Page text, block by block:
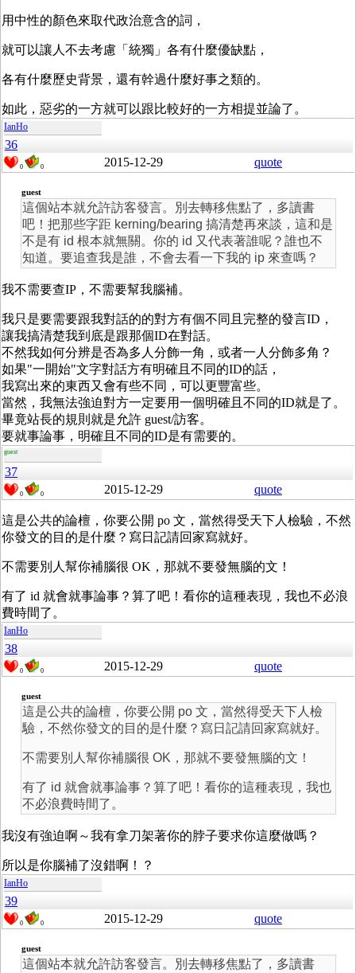
用中性的顏色來取代政治意含的詞，
就可以讓人不去考慮「統獨」各有什麼優缺點，
各有什麼歷史背景，還有幹過什麼好事之類的。
如此，惡劣的一方就可以跟比較好的一方相提並論了。
IanHo
36
0 0 2015-12-29 quote
guest
這個站本就允許訪客發言。別去轉移焦點了，多讀書
吧！把那些字距 kerning/bearing 搞清楚再來談，這和是
不是有 id 根本就無關。你的 id 又代表著誰呢？誰也不
知道。要追查我是誰，不會去看一下我的 ip 來查嗎？
我不需要查IP，不需要幫我腦補。
我只是要需要跟我對話的的對方有個不同且完整的發言ID，
讓我搞清楚我到底是跟那個ID在對話。
不然我如何分辨是否為多人分飾一角，或者一人分飾多角？
如果"一開始"文字對話方有明確且不同的ID的話，
我寫出來的東西又會有些不同，可以更豐富些。
當然，我無法強迫對方一定要用一個明確且不同的ID就是了。
畢竟站長的規則就是允許 guest/訪客。
要就事論事，明確且不同的ID是有需要的。
guest
37
0 0 2015-12-29 quote
這是公共的論檀，你要公開 po 文，當然得受天下人檢驗，不然
你發文的目的是什麼？寫日記請回家寫就好。
不需要別人幫你補腦很 OK，那就不要發無腦的文！
有了 id 就會就事論事？算了吧！看你的這種表現，我也不必浪
費時間了。
IanHo
38
0 0 2015-12-29 quote
guest
這是公共的論檀，你要公開 po 文，當然得受天下人檢
驗，不然你發文的目的是什麼？寫日記請回家寫就好。
不需要別人幫你補腦很 OK，那就不要發無腦的文！
有了 id 就會就事論事？算了吧！看你的這種表現，我也
不必浪費時間了。
我沒有強迫啊～我有拿刀架著你的脖子要求你這麼做嗎？
所以是你腦補了沒錯啊！？
IanHo
39
0 0 2015-12-29 quote
guest
這個站本就允許訪客發言。別去轉移焦點了，多讀書